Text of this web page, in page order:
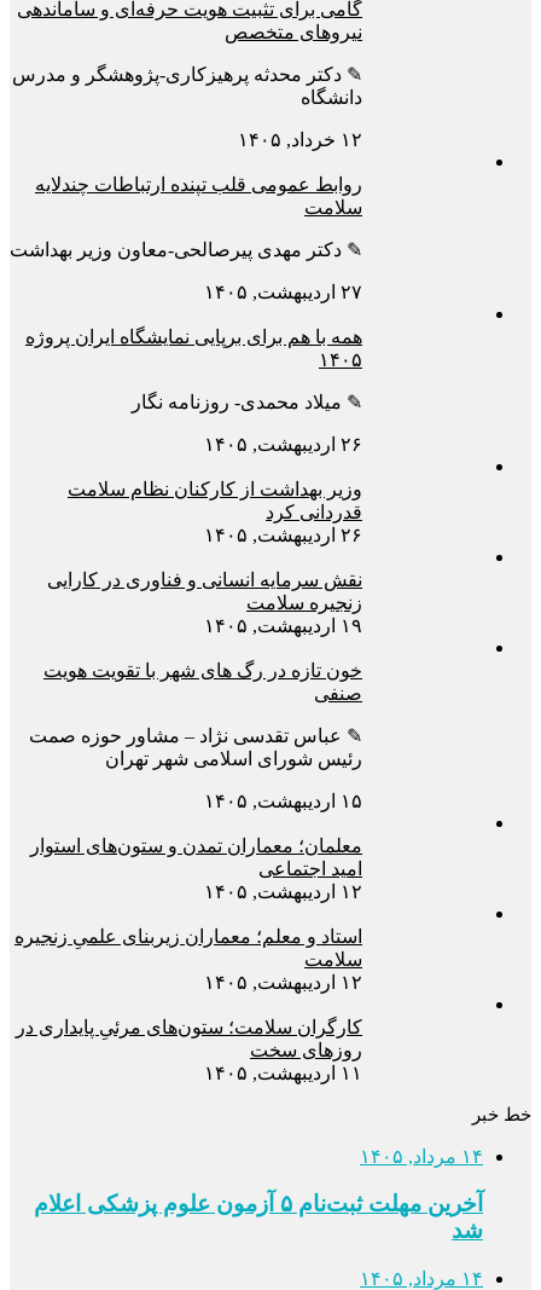
گامی برای تثبیت هویت حرفه‌ای و ساماندهی
نیروهای متخصص
✎ دکتر محدثه پرهیزکاری-پژوهشگر و مدرس
دانشگاه
۱۲ خرداد, ۱۴۰۵
روابط عمومی قلب تپنده ارتباطات چندلایه
سلامت
✎ دکتر مهدی پیرصالحی-معاون وزیر بهداشت
۲۷ اردیبهشت, ۱۴۰۵
همه با هم برای برپایی نمایشگاه ایران پروژه
۱۴۰۵
✎ میلاد محمدی- روزنامه نگار
۲۶ اردیبهشت, ۱۴۰۵
وزیر بهداشت از کارکنان نظام سلامت
قدردانی کرد
۲۶ اردیبهشت, ۱۴۰۵
نقش سرمایه انسانی و فناوری در کارایی
زنجیره سلامت
۱۹ اردیبهشت, ۱۴۰۵
خون تازه در رگ های شهر با تقویت هویت
صنفی
✎ عباس تقدسی نژاد – مشاور حوزه صمت
رئیس شورای اسلامی شهر تهران
۱۵ اردیبهشت, ۱۴۰۵
معلمان؛ معماران تمدن و ستون‌های استوار
امید اجتماعی
۱۲ اردیبهشت, ۱۴۰۵
استاد و معلم؛ معماران زیربنای علمیِ زنجیره
سلامت
۱۲ اردیبهشت, ۱۴۰۵
کارگران سلامت؛ ستون‌های مرئیِ پایداری در
روزهای سخت
۱۱ اردیبهشت, ۱۴۰۵
خط خبر
۱۴ مرداد, ۱۴۰۵
آخرین مهلت ثبت‌نام ۵ آزمون علوم پزشکی اعلام
شد
۱۴ مرداد, ۱۴۰۵